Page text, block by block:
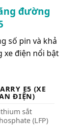
đường
số pin và khả
xe điện nổi bật
E5 (XE
ĐIỆN)
sắt
(LFP)